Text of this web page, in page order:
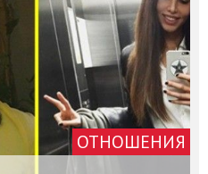
ОТНОШЕНИЯ